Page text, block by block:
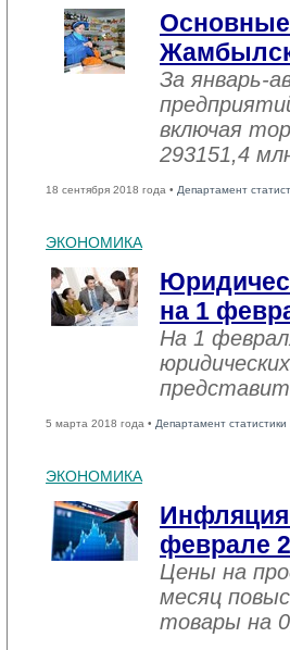
Основные
За январь-
включая
293151,4
18 сентября 2018 года • Департамент
ЭКОНОМИКА
на 1
На 1
5 марта 2018 года • Департамент
ЭКОНОМИКА
феврале
Цены на
месяц
товары на